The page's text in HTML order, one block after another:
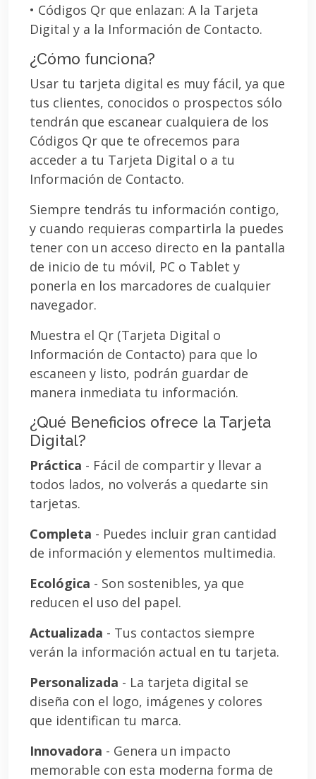
• Códigos Qr que enlazan: A la Tarjeta
Digital y a la Información de Contacto.
¿Cómo funciona?
Usar tu tarjeta digital es muy fácil, ya que
tus clientes, conocidos o prospectos sólo
tendrán que escanear cualquiera de los
Códigos Qr que te ofrecemos para
acceder a tu Tarjeta Digital o a tu
Información de Contacto.
Siempre tendrás tu información contigo,
y cuando requieras compartirla la puedes
tener con un acceso directo en la pantalla
de inicio de tu móvil, PC o Tablet y
ponerla en los marcadores de cualquier
navegador.
Muestra el Qr (Tarjeta Digital o
Información de Contacto) para que lo
escaneen y listo, podrán guardar de
manera inmediata tu información.
¿Qué Beneficios ofrece la Tarjeta
Digital?
Práctica - Fácil de compartir y llevar a
todos lados, no volverás a quedarte sin
tarjetas.
Completa - Puedes incluir gran cantidad
de información y elementos multimedia.
Ecológica - Son sostenibles, ya que
reducen el uso del papel.
Actualizada - Tus contactos siempre
verán la información actual en tu tarjeta.
Personalizada - La tarjeta digital se
diseña con el logo, imágenes y colores
que identifican tu marca.
Innovadora - Genera un impacto
memorable con esta moderna forma de